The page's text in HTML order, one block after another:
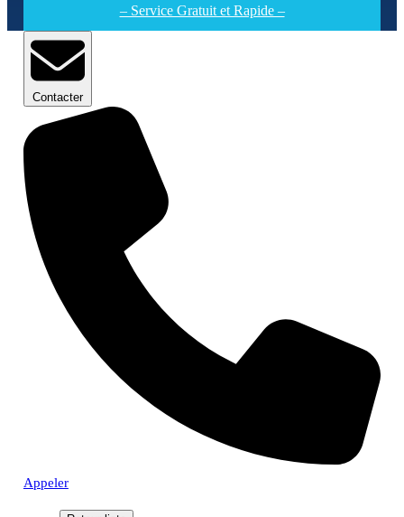
– Service Gratuit et Rapide –
Contacter
Appeler